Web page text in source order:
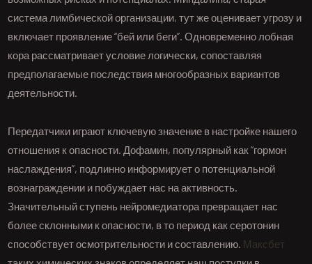
система лимбической организации, тут же оценивает угрозу и
включает проявление “бей или беги”. Одновременно лобная
кора рассматривает условие логически, сопоставляя
предполагаемые последствия многообразных вариантов
деятельности.
Передатчики играют ключевую значение в настройке нашего
отношения к опасности. Дофамин, популярный как “гормон
наслаждения”, подлинно информирует о потенциальной
вознаграждении и побуждает нас на активность.
Значительный ступень нейромедиатора превращает нас
более склонными к опасности, в то период как серотонин
способствует осмотрительности и составлению. Максбет